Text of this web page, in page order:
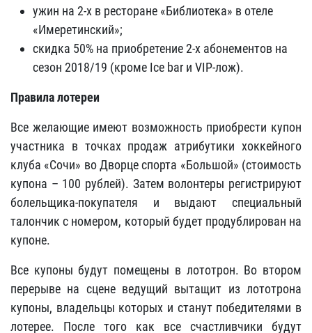
ужин на 2-х в ресторане «Библиотека» в отеле
«Имеретинский»;
скидка 50% на приобретение 2-х абонементов на
сезон 2018/19 (кроме Ice bar и VIP-лож).
Правила лотереи
Все желающие имеют возможность приобрести купон
участника в точках продаж атрибутики хоккейного
клуба «Сочи» во Дворце спорта «Большой» (стоимость
купона – 100 рублей). Затем волонтеры регистрируют
болельщика-покупателя и выдают специальный
талончик с номером, который будет продублирован на
купоне.
Все купоны будут помещены в лототрон. Во втором
перерыве на сцене ведущий вытащит из лототрона
купоны, владельцы которых и станут победителями в
лотерее. После того как все счастливчики будут